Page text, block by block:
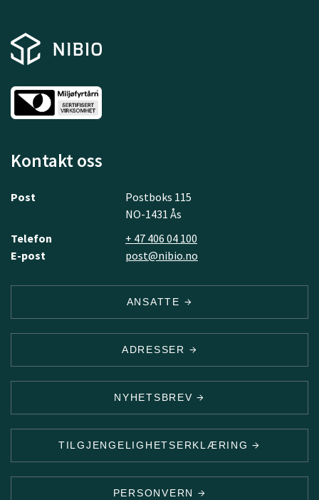
Kontakt oss
Post
Postboks 115
NO-1431 Ås
Telefon
+ 47 406 04 100
E-post
post@nibio.no
ANSATTE
ADRESSER
NYHETSBREV
TILGJENGELIGHETSERKLÆRING
PERSONVERN